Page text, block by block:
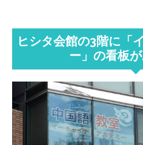
ヒシタ会館の3階に 「
ー」 の看板が